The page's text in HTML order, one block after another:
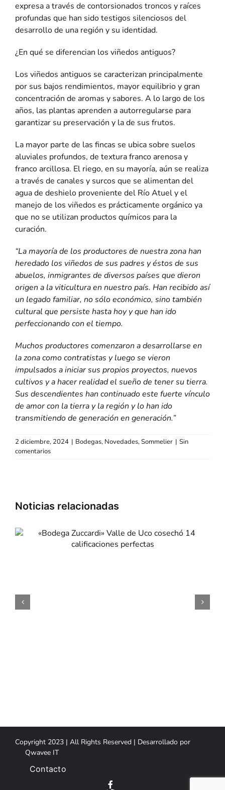
expresa a través de contorsionados troncos y raíces
profundas que han sido testigos silenciosos del
desarrollo de una región y su identidad.
¿En qué se diferencian los viñedos antiguos?
Los viñedos antiguos se caracterizan principalmente
por sus bajos rendimientos, mayor equilibrio y gran
concentración de aromas y sabores. A lo largo de los
años, las plantas aprenden a autorregularse para
garantizar su preservación y la de sus frutos.
La mayor parte de las fincas se ubica sobre suelos
aluviales profundos, de textura franco arenosa y
franco arcillosa. El riego, en su mayoría, aún se realiza
a través de canales y surcos que se alimentan del
agua de deshielo proveniente del Río Atuel y el
manejo de los viñedos es prácticamente orgánico ya
que no se utilizan productos químicos para la
curación.
“La mayoría de los productores de nuestra zona han
heredado los viñedos de sus padres y éstos de sus
abuelos, inmigrantes de diversos países que dieron
origen a la viticultura en nuestro país. Han recibido así
un legado familiar, no sólo económico, sino también
cultural que persiste hasta hoy y que han ido
perfeccionando con el tiempo.
Muchos productores comenzaron a desarrollarse en
la zona como contratistas y luego se vieron
impulsados a iniciar sus propios proyectos, nuevos
cultivos y a hacer realidad el sueño de tener su tierra.
Sus descendientes han continuado este fuerte vínculo
de amor con la tierra y la región y lo han ido
transmitiendo de generación en generación.”
2 diciembre, 2024 | Bodegas, Novedades,Sommelier | Sin
comentarios
«Dia de la Niñez»
«Mondongo &
Copyright 2023 | All Rights Reserved | Desarrollado por
Qwavee IT
Contacto